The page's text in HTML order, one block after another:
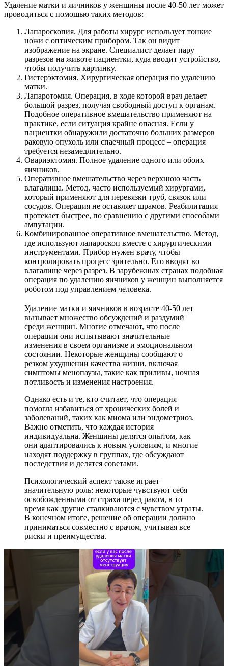
Удаление матки и яичников у женщины после 40-50 лет может
проводиться с помощью таких методов:
Лапароскопия. Для работы хирург использует тонкие
ножи с оптическим прибором. Так он видит
изображение на экране. Специалист делает пару
разрезов на животе пациентки, куда вводит устройство,
чтобы получить картинку.
Гистерэктомия. Хирургическая операция по удалению
матки.
Лапаротомия. Операция, в ходе которой врач делает
большой разрез, получая свободный доступ к органам.
Подобное оперативное вмешательство применяют на
практике, если ситуация крайне опасная. Если у
пациентки обнаружили достаточно больших размеров
раковую опухоль или спаечный процесс – операция
требуется незамедлительно.
Овариэктомия. Полное удаление одного или обоих
яичников.
Оперативное вмешательство через верхнюю часть
влагалища. Метод, часто используемый хирургами,
который применяют для перевязки труб, связок или
сосудов. Операция не оставляет шрамов. Реабилитация
протекает быстрее, по сравнению с другими способами
ампутации.
Комбинированное оперативное вмешательство. Метод,
где используют лапароскоп вместе с хирургическими
инструментами. Прибор нужен врачу, чтобы
контролировать процесс зрительно. Его вводят во
влагалище через разрез. В зарубежных странах подобная
операция по удалению яичников у женщин выполняется
роботом под управлением человека.
Удаление матки и яичников в возрасте 40-50 лет
вызывает множество обсуждений и раздумий
среди женщин. Многие отмечают, что после
операции они испытывают значительные
изменения в своем организме и эмоциональном
состоянии. Некоторые женщины сообщают о
резком ухудшении качества жизни, включая
симптомы менопаузы, такие как приливы, ночная
потливость и изменения настроения.
Однако есть и те, кто считает, что операция
помогла избавиться от хронических болей и
заболеваний, таких как миома или эндометриоз.
Важно отметить, что каждая история
индивидуальна. Женщины делятся опытом, как
они адаптировались к новым условиям, и многие
находят поддержку в группах, где обсуждают
последствия и делятся советами.
Психологический аспект также играет
значительную роль: некоторые чувствуют себя
освобожденными от страха перед раком, в то
время как другие сталкиваются с чувством утраты.
В конечном итоге, решение об операции должно
приниматься совместно с врачом, учитывая все
риски и преимущества.